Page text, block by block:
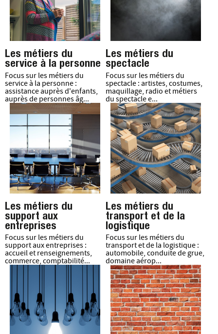
Les métiers du
service à la personne
Focus sur les métiers du
service à la personne :
assistance auprès d'enfants,
auprès de personnes âg...
Les métiers du
spectacle
Focus sur les métiers du
spectacle : artistes, costumes,
maquillage, radio et métiers
du spectacle e...
Les métiers du
support aux
entreprises
Focus sur les métiers du
support aux entreprises :
accueil et renseignements,
commerce, comptabilité...
Les métiers du
transport et de la
logistique
Focus sur les métiers du
transport et de la logistique :
automobile, conduite de grue,
domaine aérop...